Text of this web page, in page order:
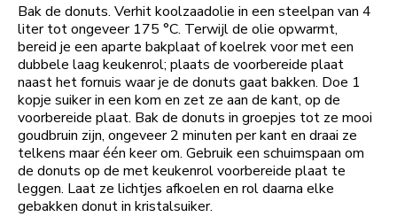
Bak de donuts. Verhit koolzaadolie in een steelpan van 4
liter tot ongeveer 175 °C. Terwijl de olie opwarmt,
bereid je een aparte bakplaat of koelrek voor met een
dubbele laag keukenrol; plaats de voorbereide plaat
naast het fornuis waar je de donuts gaat bakken. Doe 1
kopje suiker in een kom en zet ze aan de kant, op de
voorbereide plaat. Bak de donuts in groepjes tot ze mooi
goudbruin zijn, ongeveer 2 minuten per kant en draai ze
telkens maar één keer om. Gebruik een schuimspaan om
de donuts op de met keukenrol voorbereide plaat te
leggen. Laat ze lichtjes afkoelen en rol daarna elke
gebakken donut in kristalsuiker.